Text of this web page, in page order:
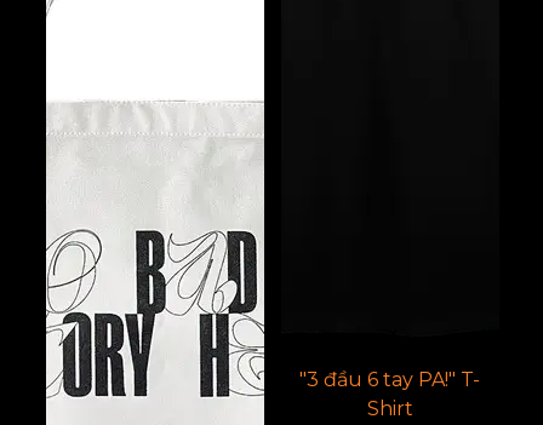
"3 đầu 6 tay PA!" T-
Shirt